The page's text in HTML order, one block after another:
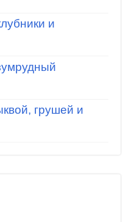
и
грушей и